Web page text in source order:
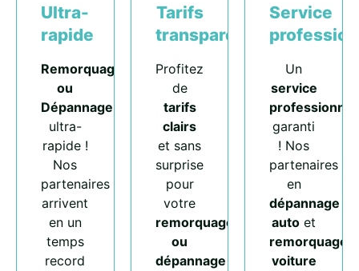
Ultra-
rapide
Remorquage
ou
Dépannage
ultra-
rapide !
Nos
partenaires
arrivent
en un
temps
record
Tarifs
transparents
Profitez
de
tarifs
clairs
et sans
surprise
pour
votre
remorquage
ou
dépannage
Service
Un
service
professionnel
garanti
! Nos
partenaires
en
dépannage
auto et
remorquage
voiture